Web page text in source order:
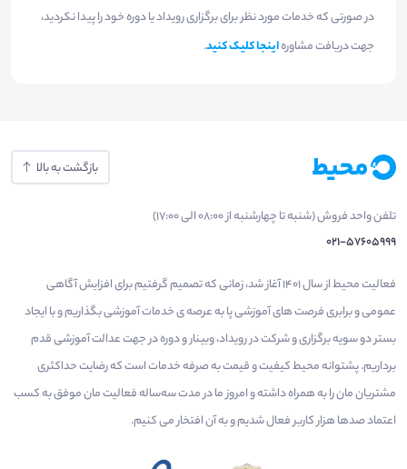
در صورتی که خدمات مورد نظر برای برگزاری رویداد یا دوره خود را پیدا نکردید،
جهت دریافت مشاورهاینجا کلیک کنید.
بازگشت به بالا
تلفن واحد فروش (شنبه تا چهارشنبه از 08:00 الی 17:00)
021-57605999
فعالیت محیط از سال 1401 آغاز شد، زمانی که تصمیم گرفتیم برای افزایش آگاهی
عمومی و برابری فرصت های آموزشی پا به عرصه ی خدمات آموزشی بگذاریم و با ایجاد
بستر دو سویه برگزاری و شرکت در رویداد، وبینار و دوره در جهت عدالت آموزشی قدم
برداریم. پشتوانه محیط کیفیت و قیمت به صرفه خدمات است که رضایت حداکثری
مشتریان مان را به همراه داشته و امروز ما در مدت سه‌ساله فعالیت مان موفق به کسب
اعتماد صدها هزار کاربر فعال شدیم و به آن افتخار می‌ کنیم.